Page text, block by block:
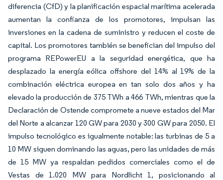
diferencia (CfD) y la planificación espacial marítima acelerada
aumentan la confianza de los promotores, impulsan las
inversiones en la cadena de suministro y reducen el coste de
capital. Los promotores también se benefician del impulso del
programa REPowerEU a la seguridad energética, que ha
desplazado la energía eólica offshore del 14% al 19% de la
combinación eléctrica europea en tan solo dos años y ha
elevado la producción de 375 TWh a 466 TWh, mientras que la
Declaración de Ostende compromete a nueve estados del Mar
del Norte a alcanzar 120 GW para 2030 y 300 GW para 2050. El
impulso tecnológico es igualmente notable: las turbinas de 5 a
10 MW siguen dominando las aguas, pero las unidades de más
de 15 MW ya respaldan pedidos comerciales como el de
Vestas de 1.020 MW para Nordlicht 1, posicionando al